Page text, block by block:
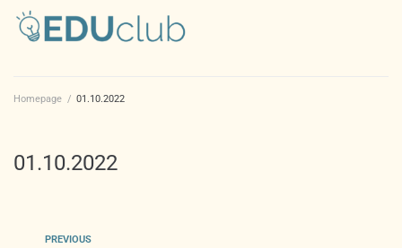
Homepage / 01.10.2022
01.10.2022
PREVIOUS